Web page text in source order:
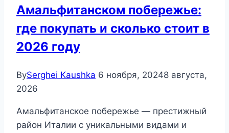
Амальфитанском побережье:
где покупать и сколько стоит в
2026 году
BySerghei Kaushka 6 ноября, 20248 августа,
2026
Амальфитанское побережье — престижный
район Италии с уникальными видами и